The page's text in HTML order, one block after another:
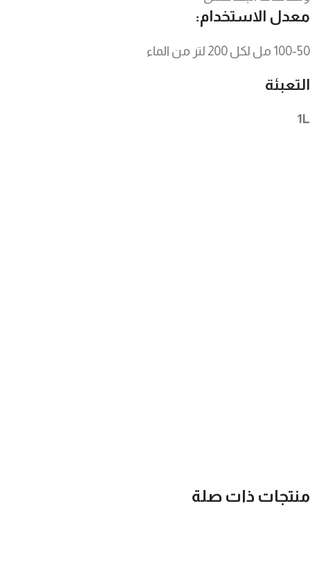
معدل الاستخدام:
100-50 مل لكل 200 لتر من الماء
التعبئة
1L
منتجات ذات صلة